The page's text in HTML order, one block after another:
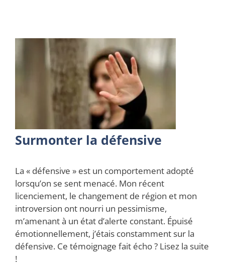
Surmonter la défensive
La « défensive » est un comportement adopté
lorsqu’on se sent menacé. Mon récent
licenciement, le changement de région et mon
introversion ont nourri un pessimisme,
m’amenant à un état d’alerte constant. Épuisé
émotionnellement, j’étais constamment sur la
défensive. Ce témoignage fait écho ? Lisez la suite
!